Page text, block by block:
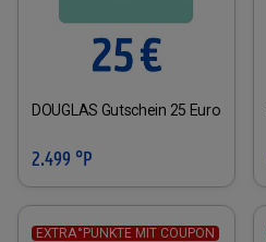
DOUGLAS Gutschein 25 Euro
2.499 °P
EXTRA°PUNKTE MIT COUPON